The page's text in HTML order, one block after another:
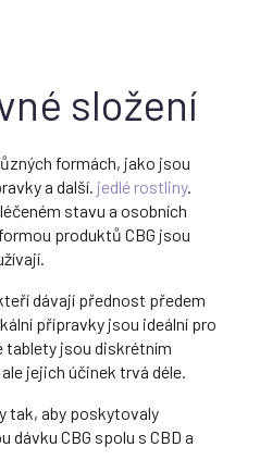
složení
formách, jako jsou
a další. jedlé rostliny.
stavu a osobních
produktů CBG jsou
dávají přednost předem
přípravky jsou ideální pro
tablety jsou diskrétním
jejich účinek trvá déle.
tak, aby poskytovaly
dávku CBG spolu s CBD a